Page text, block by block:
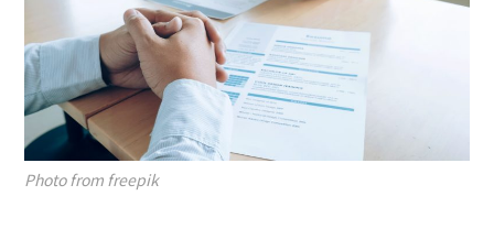
Photo from freepik